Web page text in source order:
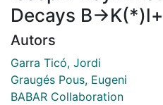
Decays
Autors
Garra Ticó, Jordi
Graugés Pous, Eugeni
BABAR Collaboration